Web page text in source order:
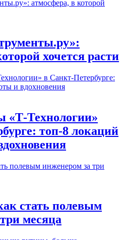
хочется расти
«Т-Технологии»
топ-8 локаций
стать полевым
месяца